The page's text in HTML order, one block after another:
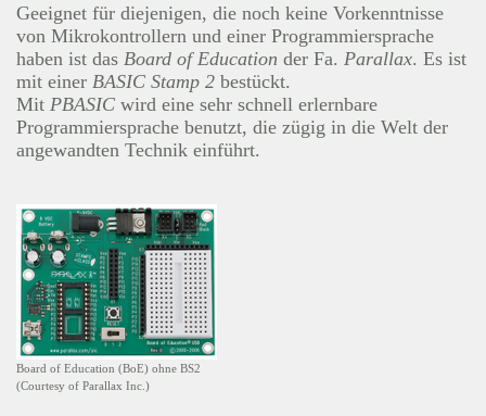
Geeignet für diejenigen, die noch keine Vorkenntnisse
von Mikrokontrollern und einer Programmiersprache
haben ist das Board of Education der Fa. Parallax. Es ist
mit einer BASIC Stamp 2 bestückt.
Mit PBASIC wird eine sehr schnell erlernbare
Programmiersprache benutzt, die zügig in die Welt der
angewandten Technik einführt.
Board of Education (BoE) ohne BS2
(Courtesy of Parallax Inc.)